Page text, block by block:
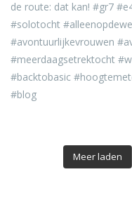
Meer laden